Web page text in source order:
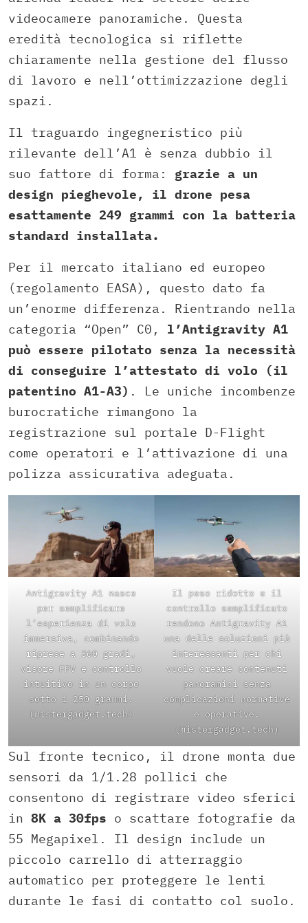
videocamere panoramiche. Questa
eredità tecnologica si riflette
chiaramente nella gestione del flusso
di lavoro e nell’ottimizzazione degli
spazi.
Il traguardo ingegneristico più
rilevante dell’A1 è senza dubbio il
suo fattore di forma: grazie a un
design pieghevole, il drone pesa
esattamente 249 grammi con la batteria
standard installata.
Per il mercato italiano ed europeo
(regolamento EASA), questo dato fa
un’enorme differenza. Rientrando nella
categoria “Open” C0, l’Antigravity A1
può essere pilotato senza la necessità
di conseguire l’attestato di volo (il
patentino A1-A3) . Le uniche incombenze
burocratiche rimangono la
registrazione sul portale D-Flight
come operatori e l’attivazione di una
polizza assicurativa adeguata.
Antigravity A1 nasce
per semplificare
l’esperienza di volo
immersiva, combinando
riprese a 360 gradi,
visore FPV e controllo
intuitivo in un corpo
sotto i 250 grammi.
(mistergadget.tech)
Il peso ridotto e il
controllo semplificato
rendono Antigravity A1
una delle soluzioni più
interessanti per chi
vuole creare contenuti
panoramici senza
complicazioni normative
e operative.
(mistergadget.tech)
Sul fronte tecnico, il drone monta due
sensori da 1/1.28 pollici che
consentono di registrare video sferici
in 8K a 30fps o scattare fotografie da
55 Megapixel. Il design include un
piccolo carrello di atterraggio
automatico per proteggere le lenti
durante le fasi di contatto col suolo.